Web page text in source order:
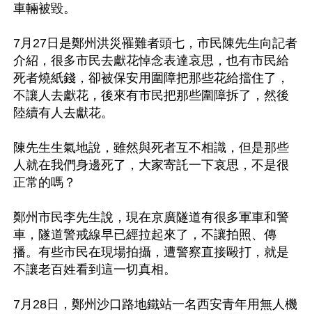
車輛被毀。
7月27日是鄭州洪災罹難者頭七，市民陳先生向記者
介紹，很多市民去獻花悼念表達哀思，也有市民給
死者燒紙錢，卻被保安用圍障把那些花給擋住了，
不讓人去獻花，後來有市民把那些圍障拆了，然後
陸續有人去獻花。
陳先生生氣地說，雖然與死者互不相識，但是那些
人就在我們身邊死了，大家寄託一下哀思，不是很
正常的嗎？
鄭州市民李先生說，現在京廣隧道有很多軍車和警
車，隧道警戒線早已經拉起來了，不讓拍照、傳
播。有些市民在現場拍攝，遭警察直接毆打，就是
不讓老百姓看到這一切真相。
7月28日，鄭州沙口路地鐵站一名西安青年用無人機